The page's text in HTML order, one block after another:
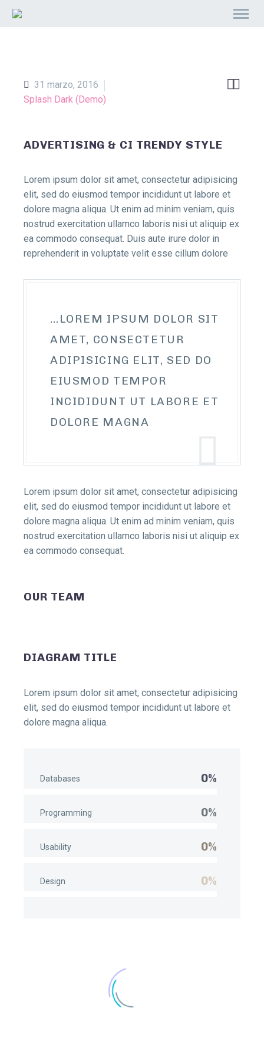

31 marzo, 2016
Splash Dark (Demo)
ADVERTISING & CI TRENDY STYLE
Lorem ipsum dolor sit amet, consectetur adipisicing
elit, sed do eiusmod tempor incididunt ut labore et
dolore magna aliqua. Ut enim ad minim veniam, quis
nostrud exercitation ullamco laboris nisi ut aliquip ex
ea commodo consequat. Duis aute irure dolor in
reprehenderit in voluptate velit esse cillum dolore
…LOREM IPSUM DOLOR SIT
AMET, CONSECTETUR
ADIPISICING ELIT, SED DO
EIUSMOD TEMPOR
INCIDIDUNT UT LABORE ET
DOLORE MAGNA
Lorem ipsum dolor sit amet, consectetur adipisicing
elit, sed do eiusmod tempor incididunt ut labore et
dolore magna aliqua. Ut enim ad minim veniam, quis
nostrud exercitation ullamco laboris nisi ut aliquip ex
ea commodo consequat.
OUR TEAM
DIAGRAM TITLE
Lorem ipsum dolor sit amet, consectetur adipisicing
elit, sed do eiusmod tempor incididunt ut labore et
dolore magna aliqua.
Databases 0%
Programming 0%
Usability 0%
Design 0%